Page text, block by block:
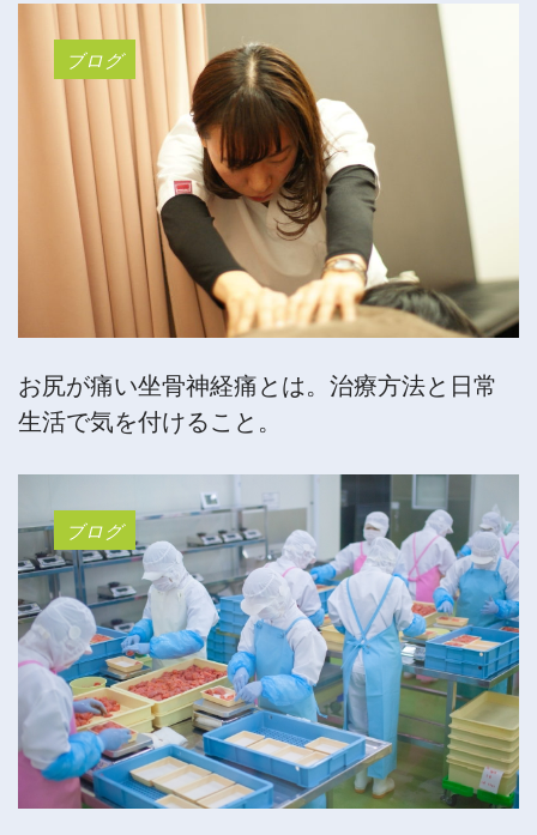
ブログ
お尻が痛い坐骨神経痛とは。治療方法と日常
生活で気を付けること。
ブログ